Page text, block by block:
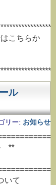
こちらか
ール
リー: お知らせ
**
いて